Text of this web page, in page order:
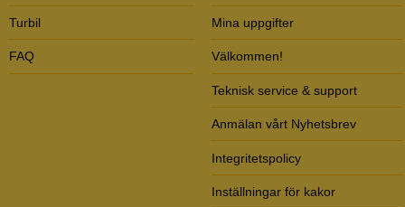
Turbil
FAQ
Mina uppgifter
Välkommen!
Teknisk service & support
Anmälan vårt Nyhetsbrev
Integritetspolicy
Inställningar för kakor